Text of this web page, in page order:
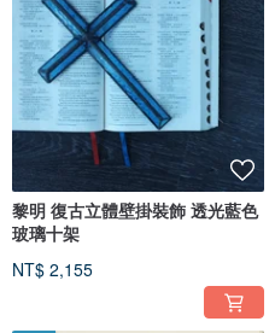
黎明 復古立體壁掛裝飾 透光藍色
玻璃十架
NT$ 2,155